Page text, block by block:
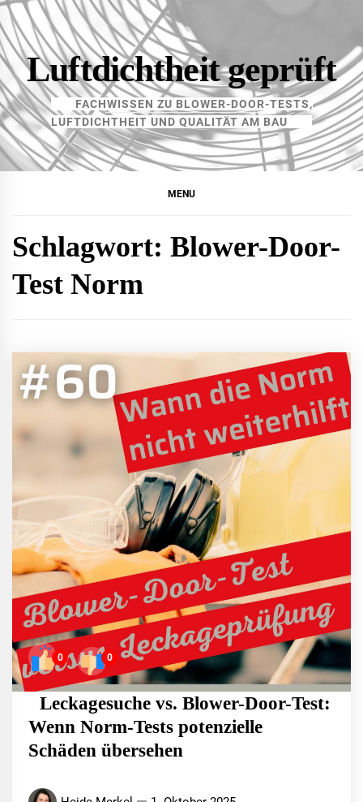
Skip
to
contentLuftdichtheit geprüft
FACHWISSEN ZU BLOWER-DOOR-TESTS,
LUFTDICHTHEIT UND QUALITÄT AM BAU
MENU
Schlagwort: Blower-Door-
Test Norm
0 0
Leckagesuche vs. Blower-Door-Test:
Wenn Norm-Tests potenzielle
Schäden übersehen